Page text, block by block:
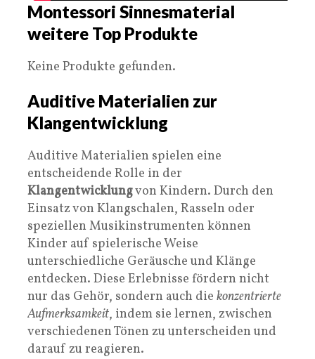
Montessori Sinnesmaterial
weitere Top Produkte
Keine Produkte gefunden.
Auditive Materialien zur
Klangentwicklung
Auditive Materialien spielen eine
entscheidende Rolle in der
Klangentwicklungvon Kindern. Durch den
Einsatz von Klangschalen, Rasseln oder
speziellen Musikinstrumenten können
Kinder auf spielerische Weise
unterschiedliche Geräusche und Klänge
entdecken. Diese Erlebnisse fördern nicht
nur das Gehör, sondern auch die konzentrierte
Aufmerksamkeit, indem sie lernen, zwischen
verschiedenen Tönen zu unterscheiden und
darauf zu reagieren.